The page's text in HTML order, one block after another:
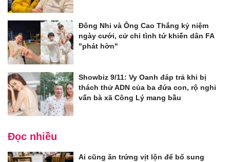
Đông Nhi và Ông Cao Thắng kỷ niệm
ngày cưới, cử chỉ tình tứ khiến dân FA
"phát hờn"
Showbiz 9/11: Vy Oanh đáp trả khi bị
thách thử ADN của ba đứa con, rộ nghi
vấn bà xã Công Lý mang bầu
Đọc nhiều
Ai cũng ăn trứng vịt lộn để bổ sung